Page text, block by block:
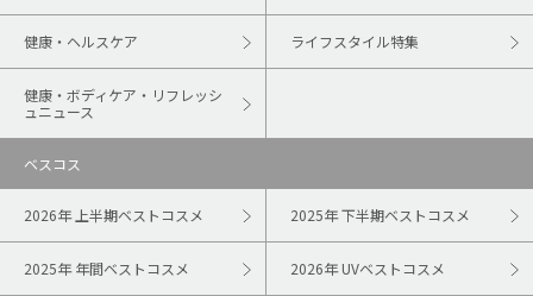
健康・ヘルスケア ライフスタイル特集
健康・ボディケア・リフレッシ
ュニュース
ベスコス
2026年 上半期ベストコスメ 2025年 下半期ベストコスメ
2025年 年間ベストコスメ 2026年 UVベストコスメ